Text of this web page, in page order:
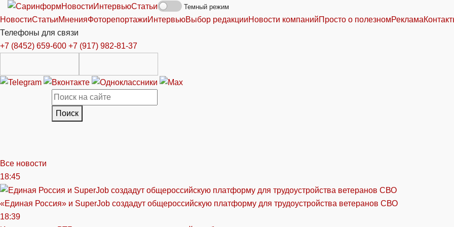
НовостиИнтервьюСтатьи Темный режим
НовостиСтатьиМненияФоторепортажиИнтервьюВыбор редакцииНовости компанийПросто о полезномРеклама
Телефоны для связи
+7 (8452) 659-600 +7 (917) 982-81-37
Поиск
Все новости
18:45
«Единая Россия» и SuperJob создадут общероссийскую платформу для трудоустройства ветеранов СВО
18:39